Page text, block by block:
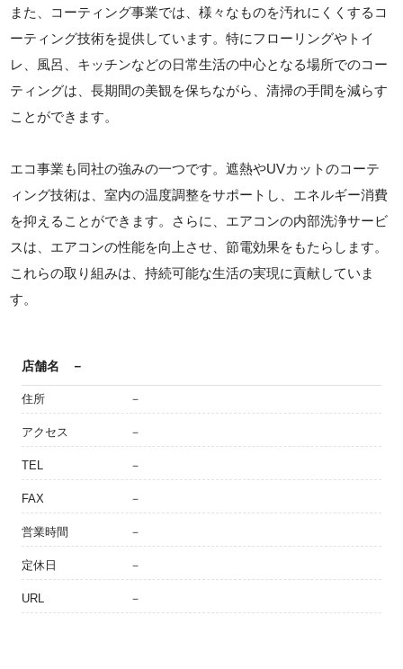
また、コーティング事業では、様々なものを汚れにくくするコ
ーティング技術を提供しています。特にフローリングやトイ
レ、風呂、キッチンなどの日常生活の中心となる場所でのコー
ティングは、長期間の美観を保ちながら、清掃の手間を減らす
ことができます。
エコ事業も同社の強みの一つです。遮熱やUVカットのコーテ
ィング技術は、室内の温度調整をサポートし、エネルギー消費
を抑えることができます。さらに、エアコンの内部洗浄サービ
スは、エアコンの性能を向上させ、節電効果をもたらします。
これらの取り組みは、持続可能な生活の実現に貢献していま
す。
店舗名 －
住所 －
アクセス －
TEL －
FAX －
営業時間 －
定休日 －
URL －